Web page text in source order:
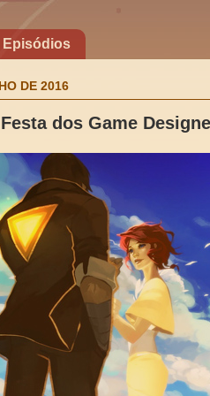
Episódios
DE 2016
dos Game